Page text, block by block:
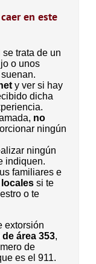
en este
se trata de un
o unos
y ver si hay
dicha
no
ningún
ningún
indiquen.
familiares e
si te
o te
extorsión
área 353,
de
es el 911.